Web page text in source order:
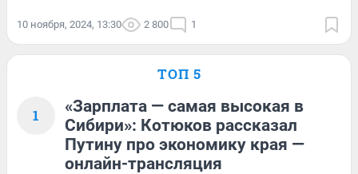
10 ноября, 2024, 13:30 2 800 1
ТОП 5
1
«Зарплата — самая высокая в
Сибири»: Котюков рассказал
Путину про экономику края —
онлайн-трансляция